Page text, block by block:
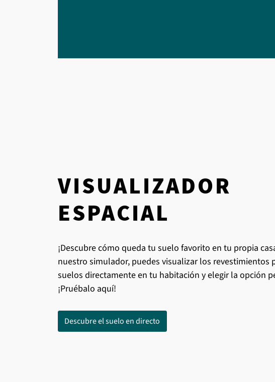
VISUALIZADOR
ESPACIAL
¡Descubre cómo queda tu suelo favorito en tu propia
nuestro simulador, puedes visualizar los revestimientos
suelos directamente en tu habitación y elegir la opción
¡Pruébalo aquí!
Descubre el suelo en directo